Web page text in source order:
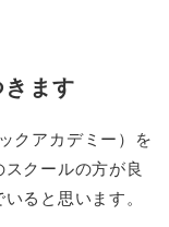
ます
クアカデミー）を
クールの方が良
ると思います。